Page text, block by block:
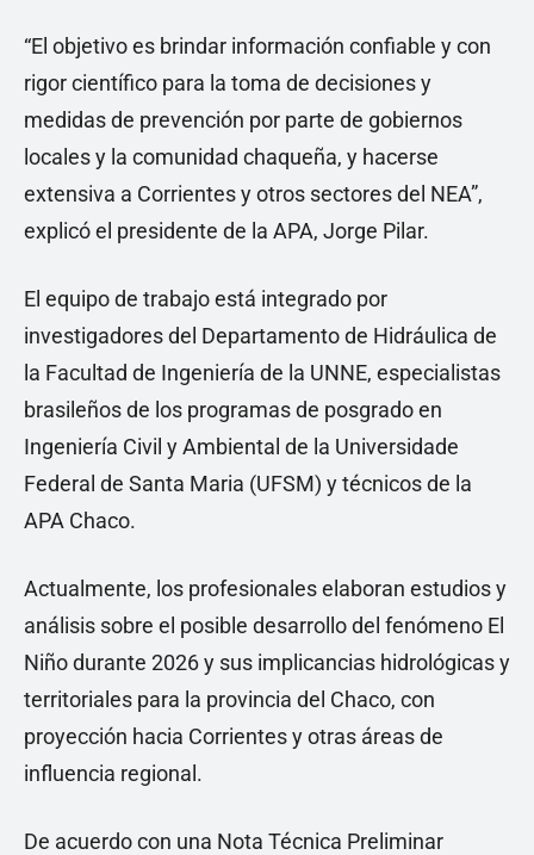
“El objetivo es brindar información confiable y con
rigor científico para la toma de decisiones y
medidas de prevención por parte de gobiernos
locales y la comunidad chaqueña, y hacerse
extensiva a Corrientes y otros sectores del NEA”,
explicó el presidente de la APA, Jorge Pilar.
El equipo de trabajo está integrado por
investigadores del Departamento de Hidráulica de
la Facultad de Ingeniería de la UNNE, especialistas
brasileños de los programas de posgrado en
Ingeniería Civil y Ambiental de la Universidade
Federal de Santa Maria (UFSM) y técnicos de la
APA Chaco.
Actualmente, los profesionales elaboran estudios y
análisis sobre el posible desarrollo del fenómeno El
Niño durante 2026 y sus implicancias hidrológicas y
territoriales para la provincia del Chaco, con
proyección hacia Corrientes y otras áreas de
influencia regional.
De acuerdo con una Nota Técnica Preliminar